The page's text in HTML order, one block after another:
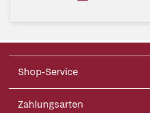
Shop-Service
Zahlungsarten